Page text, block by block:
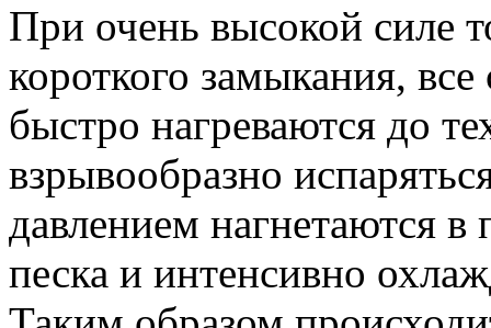
При очень высокой силе
короткого замыкания,
быстро нагреваются до
взрывообразно
давлением нагнетаются
песка и интенсивно